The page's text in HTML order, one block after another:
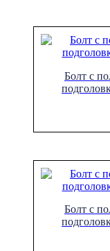
Болт с
Болт с